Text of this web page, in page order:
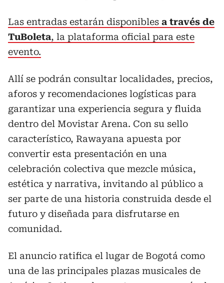
Las entradas estarán disponibles a través de
TuBoleta, la plataforma oficial para este
evento.
Allí se podrán consultar localidades, precios,
aforos y recomendaciones logísticas para
garantizar una experiencia segura y fluida
dentro del Movistar Arena. Con su sello
característico, Rawayana apuesta por
convertir esta presentación en una
celebración colectiva que mezcle música,
estética y narrativa, invitando al público a
ser parte de una historia construida desde el
futuro y diseñada para disfrutarse en
comunidad.
El anuncio ratifica el lugar de Bogotá como
una de las principales plazas musicales de